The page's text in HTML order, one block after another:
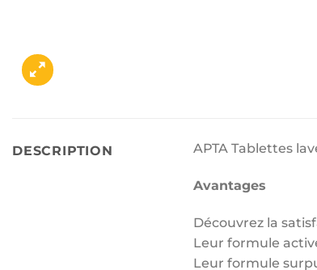
DESCRIPTION APTA Tablettes
Avantages
Découvrez la
Leur formule
Leur formule